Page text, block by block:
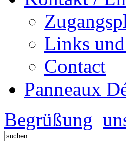
Links
Contact
Panneaux
Begrüßung